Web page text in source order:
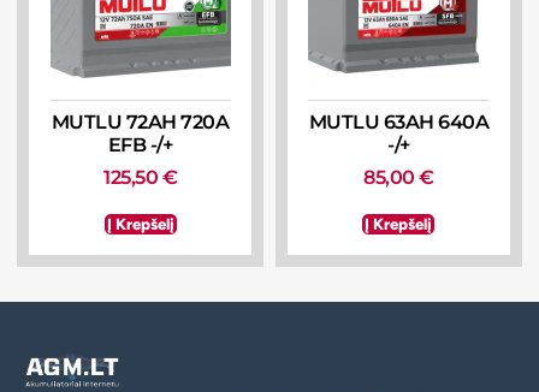
MUTLU 72AH 720A
EFB -/+
125,50 €
Į Krepšelį
MUTLU 63AH 640A
-/+
85,00€
Į Krepšelį